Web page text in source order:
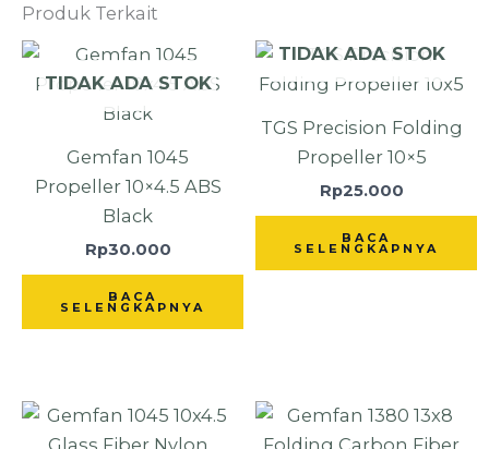
Produk Terkait
TIDAK ADA STOK
Gemfan 1045
Propeller 10×4.5 ABS
Black
Rp30.000
BACA
SELENGKAPNYA
TIDAK ADA STOK
TGS Precision Folding
Propeller 10×5
Rp25.000
BACA
SELENGKAPNYA